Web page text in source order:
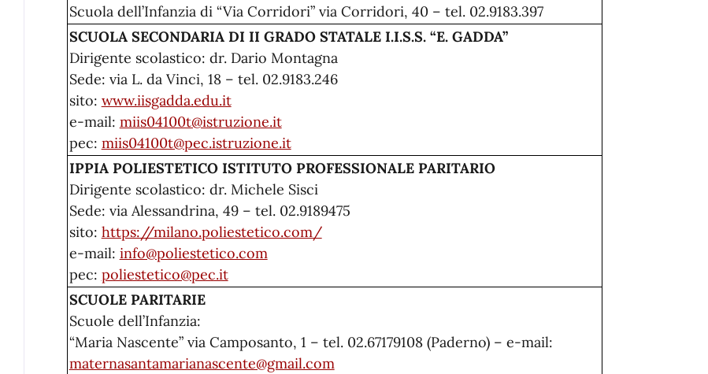
Scuola dell’Infanzia di “Via Corridori” via Corridori, 40 – tel. 02.9183.397
SCUOLA SECONDARIA DI II GRADO STATALE I.I.S.S. “E. GADDA”
Dirigente scolastico: dr. Dario Montagna
Sede: via L. da Vinci, 18 – tel. 02.9183.246
sito: www.iisgadda.edu.it
e-mail: miis04100t@istruzione.it
pec: miis04100t@pec.istruzione.it
IPPIA POLIESTETICO ISTITUTO PROFESSIONALE PARITARIO
Dirigente scolastico: dr. Michele Sisci
Sede: via Alessandrina, 49 – tel. 02.9189475
sito: https://milano.poliestetico.com/
e-mail: info@poliestetico.com
pec: poliestetico@pec.it
SCUOLE PARITARIE
Scuole dell’Infanzia:
“Maria Nascente” via Camposanto, 1 – tel. 02.67179108 (Paderno) – e-mail:
maternasantamarianascente@gmail.com